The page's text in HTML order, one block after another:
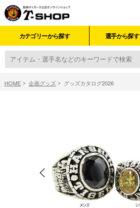
カテゴリーから探す 選手から探す
HOME 企画グッズ グッズカタログ2026